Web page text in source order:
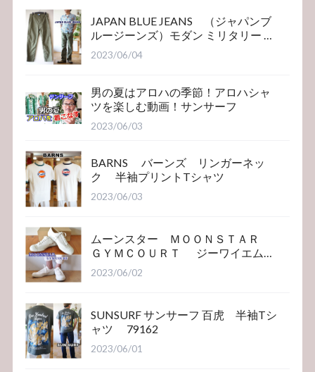
JAPAN BLUE JEANS （ジャパンブ
ルージーンズ）モダン ミリタリー ベ
イカーパンツ
2023/06/04
男の夏はアロハの季節！アロハシャ
ツを楽しむ動画！サンサーフ
2023/06/03
BARNS バーンズ リンガーネッ
ク 半袖プリントTシャツ
2023/06/03
ムーンスター ＭＯＯＮＳＴＡＲ
ＧＹＭＣＯＵＲＴ ジーワイエム
コート
2023/06/02
SUNSURF サンサーフ 百虎 半袖Tシ
ャツ 79162
2023/06/01